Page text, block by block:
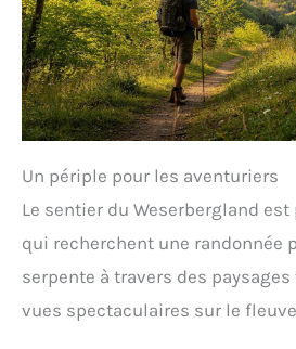
Un périple pour les aventuriers
Le sentier du Weserbergland
qui recherchent une randonnée
serpente à travers des
vues spectaculaires sur le